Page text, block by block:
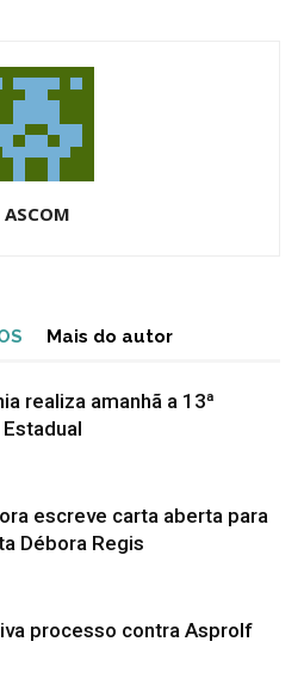
ASCOM
Mais do autor
realiza amanhã a 13ª
escreve carta aberta para
Débora Regis
processo contra Asprolf